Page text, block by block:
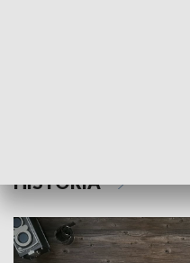
HISTORIA